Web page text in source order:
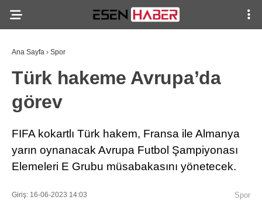
Ana Sayfa › Spor
Türk hakeme Avrupa’da
görev
FIFA kokartlı Türk hakem, Fransa ile Almanya
yarın oynanacak Avrupa Futbol Şampiyonası
Elemeleri E Grubu müsabakasını yönetecek.
Giriş: 16-06-2023 14:03
Spor